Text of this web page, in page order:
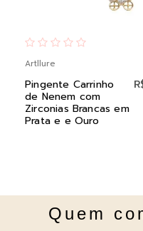
Artllure
Pingente Carrinho
de Nenem com
Zirconias Brancas em
Prata e e Ouro
Quem